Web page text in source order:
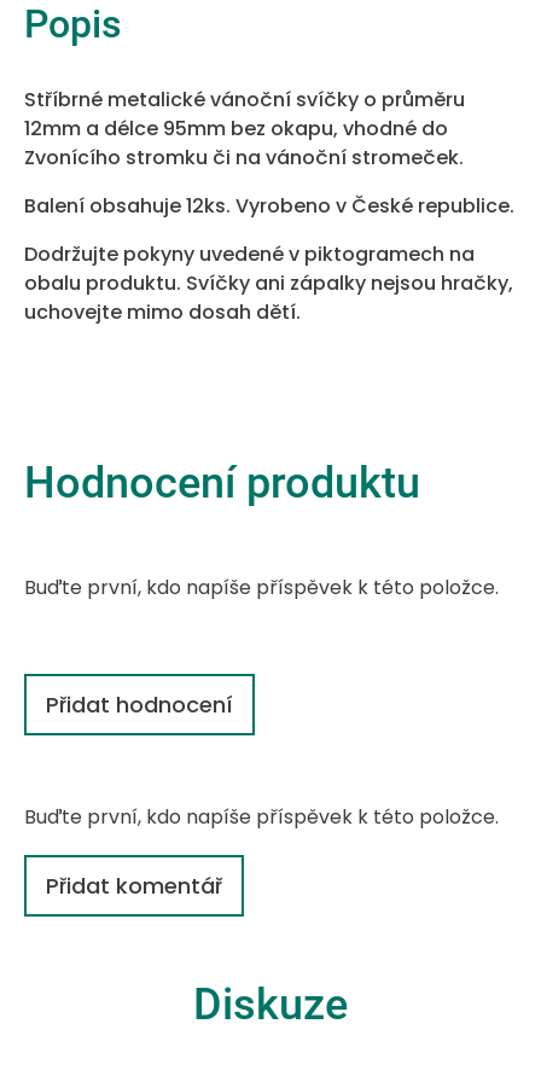
Popis
Stříbrné metalické vánoční svíčky o průměru
12mm a délce 95mm bez okapu, vhodné do
Zvonícího stromku či na vánoční stromeček.
Balení obsahuje 12ks. Vyrobeno v České republice.
Dodržujte pokyny uvedené v piktogramech na
obalu produktu. Svíčky ani zápalky nejsou hračky,
uchovejte mimo dosah dětí.
Hodnocení produktu
Buďte první, kdo napíše příspěvek k této položce.
Přidat hodnocení
Diskuze
Buďte první, kdo napíše příspěvek k této položce.
Přidat komentář